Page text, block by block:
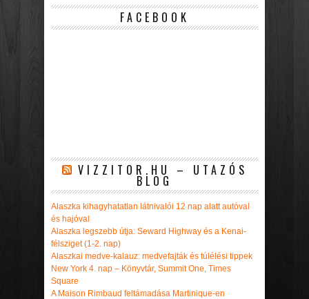
FACEBOOK
VIZZITOR.HU – UTAZÓS
BLOG
Alaszka kihagyhatatlan látnivalói 12 nap alatt autóval
és hajóval
Alaszka legszebb útja: Seward Highway és a Kenai-
félsziget (1-2. nap)
Alaszkai medve-kalauz: medvefajták és túlélési tippek
New York 4. nap – Könyvtár, Summit One, Times
Square
A Maison Rimbaud feltámadása Martinique-en